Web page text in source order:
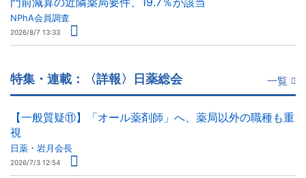
NPhA会員調査
2026/8/7 13:33
特集・連載：〈詳報〉日薬総会 一覧
【一般質疑⑪】「オール薬剤師」へ、薬局以外の職種も重
視
日薬・岩月会長
2026/7/3 12:54